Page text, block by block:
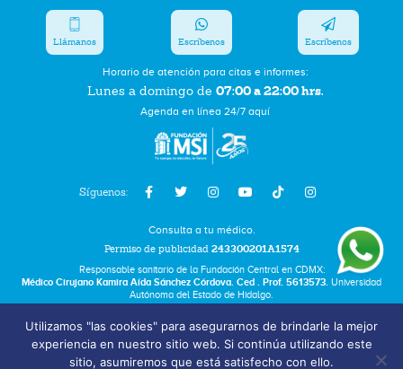
Síguenos:
Horario de atención para citas e informes:
Lunes a domingo de 07:00 a 22:00 hrs.
Agenda en línea 24/7 aquí
Llámanos Escríbenos Escríbenos
Consulta a tu médico.
Permiso de publicidad 243300201A1574
Responsable sanitario de la Fundación Central en CDMX:
Médico Cirujano Kamira Aída Sánchez Córdova. Ced . Prof. 5613573. Universidad
Autónoma del Estado de Hidalgo.
Términos y Condiciones
Bolsa de Trabajo
Utilizamos "las cookies" para asegurarnos de brindarle la mejor
experiencia en nuestro sitio web. Si continúa utilizando este
sitio, asumiremos que está satisfecho con ello.